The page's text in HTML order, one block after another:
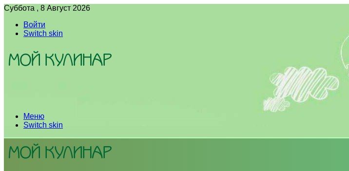
Суббота , 8 Август 2026
Войти
Switch skin
Меню
Switch skin